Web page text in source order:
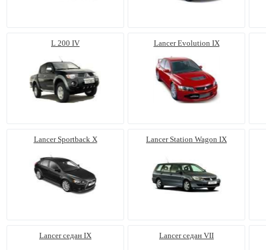
L 200 IV Lancer Evolution IX
Lancer Sportback X Lancer Station Wagon IX
Lancer седан IX Lancer седан VII